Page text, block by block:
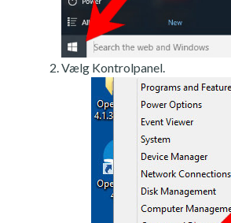
Vælg Kontrolpanel.